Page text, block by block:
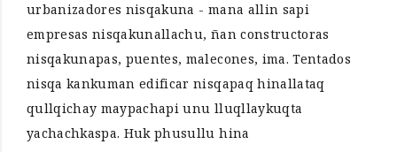
urbanizadores nisqakuna - mana allin sapi
empresas nisqakunallachu, ñan constructoras
nisqakunapas, puentes, malecones, ima. Tentados
nisqa kankuman edificar nisqapaq hinallataq
qullqichay maypachapi unu lluqllaykuqta
yachachkaspa. Huk phusullu hina